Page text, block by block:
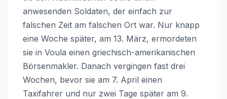
anwesenden Soldaten, der einfach zur
falschen Zeit am falschen Ort war. Nur knapp
eine Woche später, am 13. März, ermordeten
sie in Voula einen griechisch-amerikanischen
Börsenmakler. Danach vergingen fast drei
Wochen, bevor sie am 7. April einen
Taxifahrer und nur zwei Tage später am 9.